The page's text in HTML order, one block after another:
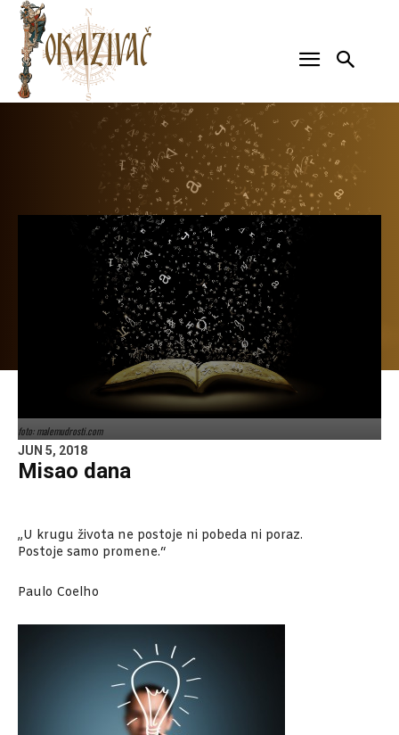
foto: malemudrosti.com
JUN 5, 2018
Misao dana
„U krugu života ne postoje ni pobeda ni poraz.
Postoje samo promene.“
Paulo Coelho